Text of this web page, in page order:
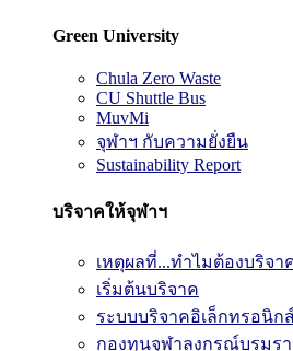
Green University
Chula Zero Waste
CU Shuttle Bus
MuvMi
จุฬาฯ กับความยั่งยืน
Sustainability Report
บริจาคให้จุฬาฯ
เหตุผลที่...ทำไมต้องบริจา
เริ่มต้นบริจาค
ระบบบริจาคอิเล็กทรอนิก
กองทุนจุฬาลงกรณ์บรมร